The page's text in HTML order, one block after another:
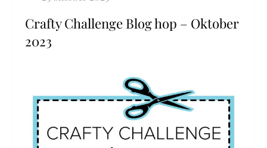
Crafty Challenge Blog hop – Oktober
2023